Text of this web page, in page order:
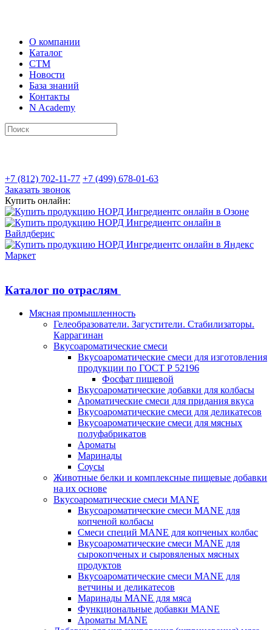
О компании
Каталог
СТМ
Новости
База знаний
Контакты
N Academy
+7 (812) 702-11-77 +7 (499) 678-01-63
Заказать звонок
Купить онлайн:
Каталог по отраслям
Мясная промышленность
Гелеобразователи. Загустители. Стабилизаторы.
Каррагинан
Вкусоароматические смеси
Вкусоароматические смеси для изготовления
продукции по ГОСТ Р 52196
Фосфат пищевой
Вкусоароматические добавки для колбасы
Ароматические смеси для придания вкуса
Вкусоароматические смеси для деликатесов
Вкусоароматические смеси для мясных
полуфабрикатов
Ароматы
Маринады
Соусы
Животные белки и комплексные пищевые добавки
на их основе
Вкусоароматические смеси MANE
Вкусоароматические смеси MANE для
копченой колбасы
Смеси специй MANE для копченых колбас
Вкусоароматические смеси MANE для
сырокопченых и сыровяленых мясных
продуктов
Вкусоароматические смеси MANE для
ветчины и деликатесов
Маринады MANE для мяса
Функциональные добавки MANE
Ароматы MANE